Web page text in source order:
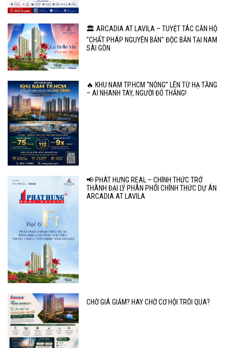
🏛️ ARCADIA AT LAVILA – TUYỆT TÁC CĂN HỘ
"CHẤT PHÁP NGUYÊN BẢN" ĐỘC BẢN TẠI NAM
SÀI GÒN
🔥 KHU NAM TP.HCM “NÓNG” LÊN TỪ HẠ TẦNG
– AI NHANH TAY, NGƯỜI ĐÓ THẮNG!
📢 PHÁT HƯNG REAL – CHÍNH THỨC TRỞ
THÀNH ĐẠI LÝ PHÂN PHỐI CHÍNH THỨC DỰ ÁN
ARCADIA AT LAVILA
CHỜ GIÁ GIẢM? HAY CHỜ CƠ HỘI TRÔI QUA?